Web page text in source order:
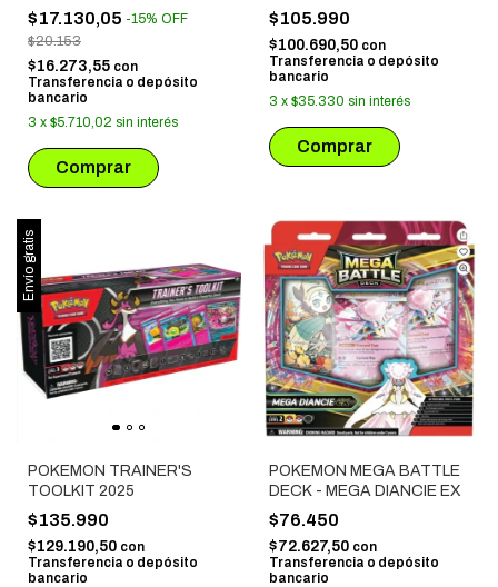
QUAXLY (3355)
$17.130,05 -15% OFF
$20.153
$16.273,55 con
Transferencia o depósito
bancario
3 x $5.710,02 sin interés
$105.990
$100.690,50 con
Transferencia o depósito
bancario
3 x $35.330 sin interés
Envío gratis
POKEMON TRAINER'S
TOOLKIT 2025
$135.990
$129.190,50 con
Transferencia o depósito
bancario
POKEMON MEGA BATTLE
DECK - MEGA DIANCIE EX
$76.450
$72.627,50 con
Transferencia o depósito
bancario